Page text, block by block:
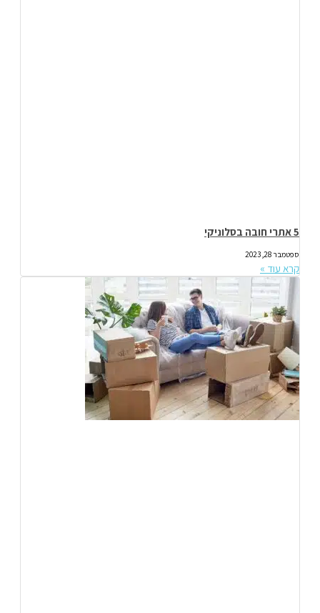
5 אתרי חובה בסלוניקי
ספטמבר 28, 2023
קרא עוד »